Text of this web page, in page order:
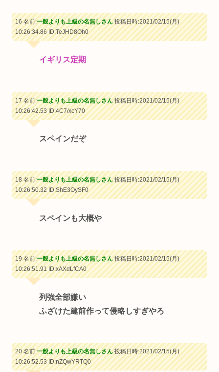
16 名前:一般よりも上級の名無しさん投稿日時:2021/02/15(月)
10:26:34.86ID:TeJHD8Oh0
イギリス定期
17 名前:一般よりも上級の名無しさん投稿日時:2021/02/15(月)
10:26:42.53ID:4C7/xcY70
スペインだぞ
18 名前:一般よりも上級の名無しさん投稿日時:2021/02/15(月)
10:26:50.32ID:ShE3OySF0
スペインも大概や
19 名前:一般よりも上級の名無しさん投稿日時:2021/02/15(月)
10:26:51.91ID:xAXdLfCA0
列強全部嫌い
ふざけた建前作って侵略しすぎやろ
20 名前:一般よりも上級の名無しさん投稿日時:2021/02/15(月)
10:26:52.53ID:nZQwYRTQ0